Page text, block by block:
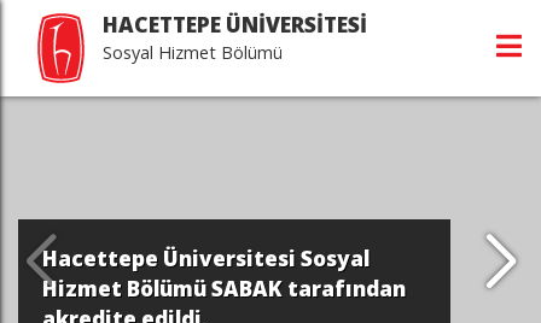
HACETTEPE ÜNİVERSİTESİ
Sosyal Hizmet Bölümü
Hacettepe Üniversitesi Sosyal
Hizmet Bölümü SABAK tarafından